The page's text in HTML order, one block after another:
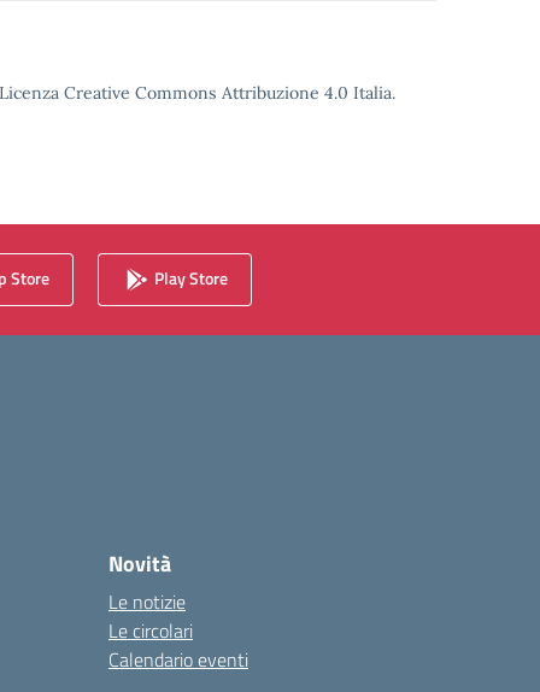
Creative Commons Attribuzione 4.0 Italia.
Store Play Store
Novità
Le notizie
Le circolari
Calendario eventi